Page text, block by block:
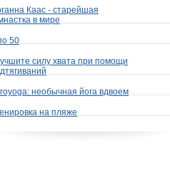
Каас - старейшая
в мире
50
силу хвата при помощи
необычная йога вдвоем
на пляже